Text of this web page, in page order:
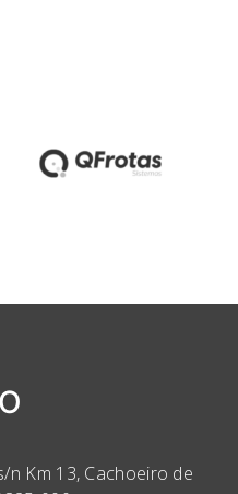
n Km 13, Cachoeiro de